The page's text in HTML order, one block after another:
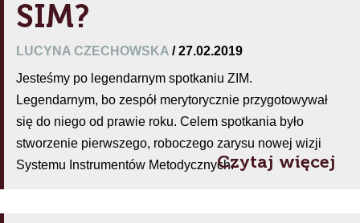
SIM?
LUCYNA CZECHOWSKA / 27.02.2019
Jesteśmy po legendarnym spotkaniu ZIM.
Legendarnym, bo zespół merytorycznie przygotowywał
się do niego od prawie roku. Celem spotkania było
stworzenie pierwszego, roboczego zarysu nowej wizji
Systemu Instrumentów Metodycznych.Czytaj więcej